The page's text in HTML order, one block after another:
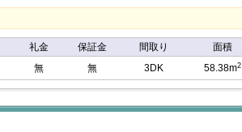
礼金 保証金 間取り 面積
無 無 3DK 58.38m2